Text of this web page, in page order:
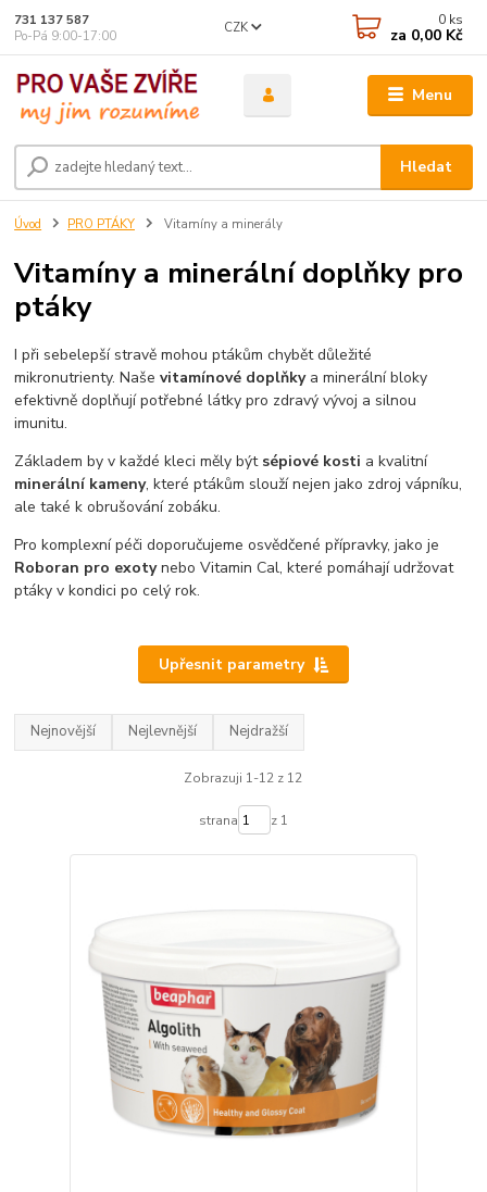
Menu
CZK
Hledat
731 137 587
Po-Pá 9:00-17:00
0 ks
za 0,00 Kč
Úvod PRO PTÁKY Vitamíny a minerály
Vitamíny a minerální doplňky pro
ptáky
I při sebelepší stravě mohou ptákům chybět důležité
mikronutrienty. Naševitamínové doplňkya minerální bloky
efektivně doplňují potřebné látky pro zdravý vývoj a silnou
imunitu.
Základem by v každé kleci měly být sépiové kosti a kvalitní
minerální kameny, které ptákům slouží nejen jako zdroj vápníku,
ale také k obrušování zobáku.
Pro komplexní péči doporučujeme osvědčené přípravky, jako je
Roboran pro exotynebo Vitamin Cal, které pomáhají udržovat
ptáky v kondici po celý rok.
Upřesnit parametry
Nejnovější Nejlevnější Nejdražší
Zobrazuji 1-12 z 12
strana z 1